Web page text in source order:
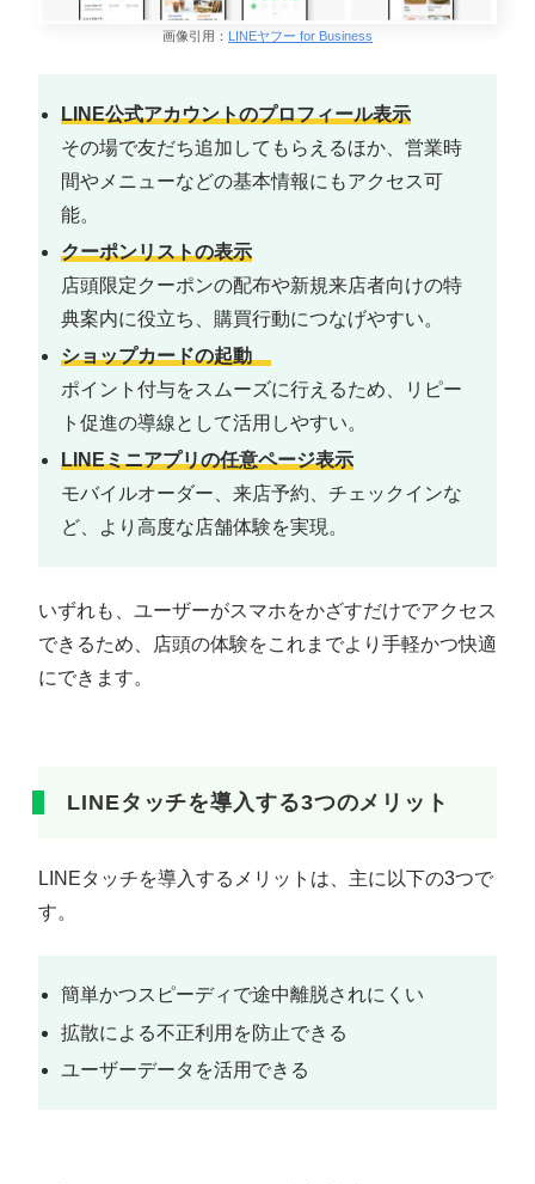
画像引用： LINEヤフー for Business
LINE公式アカウントのプロフィール表示
その場で友だち追加してもらえるほか、営業時
間やメニューなどの基本情報にもアクセス可
能。
クーポンリストの表示
店頭限定クーポンの配布や新規来店者向けの特
典案内に役立ち、購買行動につなげやすい。
ショップカードの起動
ポイント付与をスムーズに行えるため、リピー
ト促進の導線として活用しやすい。
LINEミニアプリの任意ページ表示
モバイルオーダー、来店予約、チェックインな
ど、より高度な店舗体験を実現。
いずれも、ユーザーがスマホをかざすだけでアクセス
できるため、店頭の体験をこれまでより手軽かつ快適
にできます。
LINEタッチを導入する3つのメリット
LINEタッチを導入するメリットは、主に以下の3つで
す。
簡単かつスピーディで途中離脱されにくい
拡散による不正利用を防止できる
ユーザーデータを活用できる